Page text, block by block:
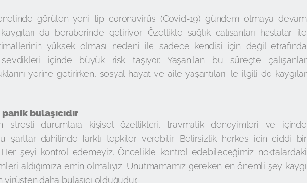
görülen yeni tip coronavirüs (Covid-19) gündem olmaya devam
da beraberinde getiriyor. Özellikle sağlık çalışanları hastalar ile
yüksek olması nedeni ile sadece kendisi için değil etrafında
sevdikleri içinde büyük risk taşıyor. Yaşanılan bu süreçte çalışanlar
yerine getirirken, sosyal hayat ve aile yaşantıları ile ilgili de kaygılar
panik bulaşıcıdır
stresli durumlara kişisel özellikleri, travmatik deneyimleri ve içinde
şartlar dahilinde farklı tepkiler verebilir. Belirsizlik herkes için ciddi bir
şeyi kontrol edemeyiz. Öncelikle kontrol edebileceğimiz noktalardaki
aldığımıza emin olmalıyız. Unutmamamız gereken en önemli şey kaygı
virüsten daha bulaşıcı olduğudur.